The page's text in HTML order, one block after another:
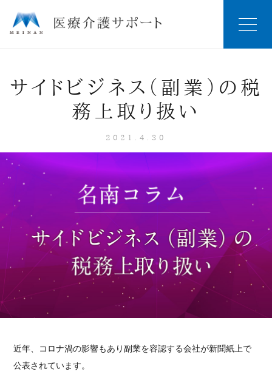
サイドビジネス（副業）の税
務上取り扱い
2021.4.30
近年、コロナ渦の影響もあり副業を容認する会社が新聞紙上で
公表されています。